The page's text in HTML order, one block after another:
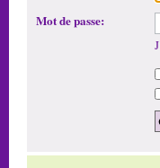
Mot de passe: